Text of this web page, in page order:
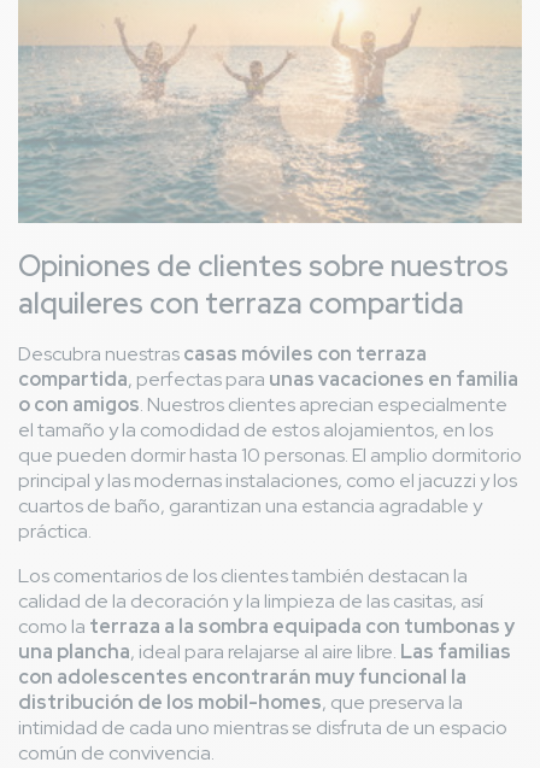
Opiniones de clientes sobre nuestros
alquileres con terraza compartida
Descubra nuestrascasas móviles con terraza
compartida, perfectas para unas vacaciones en familia
o con amigos. Nuestros clientes aprecian especialmente
el tamaño y la comodidad de estos alojamientos, en los
que pueden dormir hasta 10 personas. El amplio dormitorio
principal y las modernas instalaciones, como el jacuzzi y los
cuartos de baño, garantizan una estancia agradable y
práctica.
Los comentarios de los clientes también destacan la
calidad de la decoración y la limpieza de las casitas, así
como la terraza a la sombra equipada con tumbonas y
una plancha, ideal para relajarse al aire libre. Las familias
con adolescentes encontrarán muy funcional la
distribución de los mobil-homes, que preserva la
intimidad de cada uno mientras se disfruta de un espacio
común de convivencia.